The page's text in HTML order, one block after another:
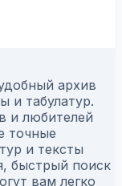
архив
и табулатур.
и любителей
точные
и тексты
быстрый поиск
вам легко